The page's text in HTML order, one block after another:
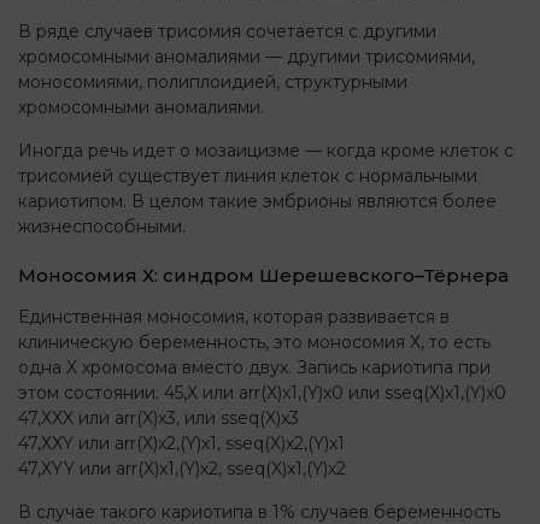
В ряде случаев трисомия сочетается с другими
хромосомными аномалиями — другими трисомиями,
моносомиями, полиплоидией, структурными
хромосомными аномалиями.
Иногда речь идет о мозаицизме — когда кроме клеток с
трисомией существует линия клеток с нормальными
кариотипом. В целом такие эмбрионы являются более
жизнеспособными.
Моносомия Х: синдром Шерешевского–Тёрнера
Единственная моносомия, которая развивается в
клиническую беременность, это моносомия Х, то есть
одна Х хромосома вместо двух. Запись кариотипа при
этом состоянии: 45,X или arr(X)x1,(Y)x0 или sseq(X)x1,(Y)x0
47,ХXX или arr(X)x3, или sseq(X)x3
47,ХXY или arr(X)x2,(Y)х1, sseq(X)x2,(Y)х1
47,ХYY или arr(X)x1,(Y)х2, sseq(X)x1,(Y)х2
В случае такого кариотипа в 1% случаев беременность